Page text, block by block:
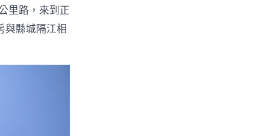
里路，來到正
與縣城隔江相